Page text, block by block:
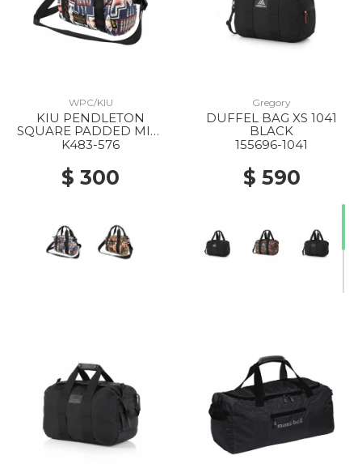
WPC/KIU
KIU PENDLETON
SQUARE PADDED MINI
BOSTON BAG 576
K483-576
$ 300
Gregory
DUFFEL BAG XS 1041
BLACK
155696-1041
$ 590
20% Off